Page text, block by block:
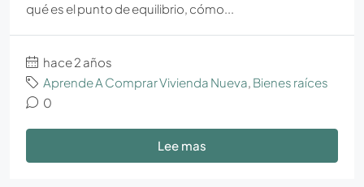
qué es el punto de equilibrio, cómo...
hace 2 años
Aprende A Comprar Vivienda Nueva, Bienes raíces
0
Lee mas